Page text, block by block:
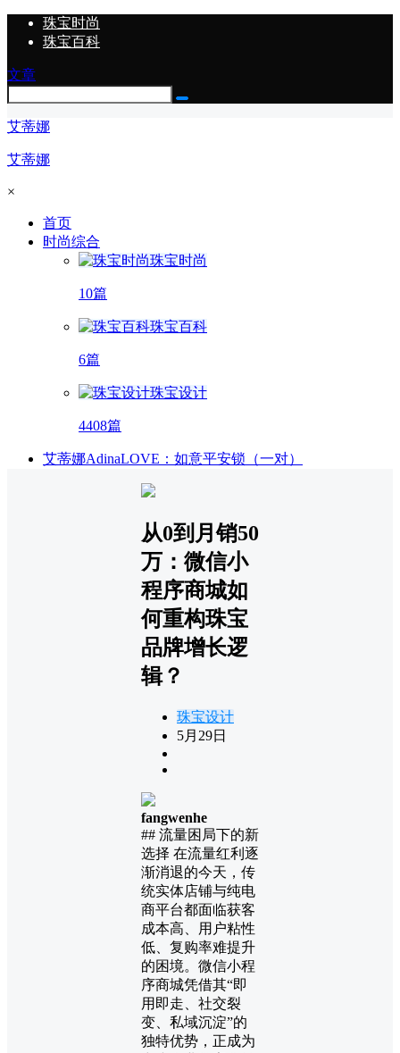
珠宝时尚
珠宝百科
文章
艾蒂娜
艾蒂娜
×
首页
时尚综合
珠宝时尚
10篇
珠宝百科
6篇
珠宝设计
4408篇
艾蒂娜AdinaLOVE：如意平安锁（一对）
从0到月销50
万：微信小
程序商城如
何重构珠宝
品牌增长逻
辑？
珠宝设计
5月29日
fangwenhe
## 流量困局下的新
选择 在流量红利逐
渐消退的今天，传
统实体店铺与纯电
商平台都面临获客
成本高、用户粘性
低、复购率难提升
的困境。微信小程
序商城凭借其“即
用即走、社交裂
变、私域沉淀”的
独特优势，正成为